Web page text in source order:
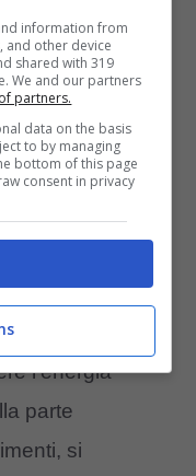
Ma alcuni
informarsi
può essere
invece che
dalle
il minerale
l’energia
parte
si
information from
and other device
shared with 319
We and our partners
partners.
data on the basis
to by managing
bottom of this page
consent in privacy